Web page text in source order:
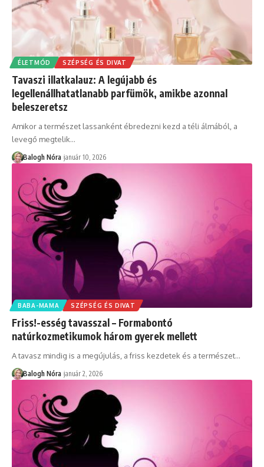
ÉLETMÓD SZÉPSÉG ÉS DIVAT
Tavaszi illatkalauz: A legújabb és
legellenállhatatlanabb parfümök, amikbe azonnal
beleszeretsz
Amikor a természet lassanként ébredezni kezd a téli álmából, a
levegő megtelik…
Balogh Nóra január 10, 2026
BABA-MAMA SZÉPSÉG ÉS DIVAT
Friss!-esség tavasszal – Formabontó
natúrkozmetikumok három gyerek mellett
A tavasz mindig is a megújulás, a friss kezdetek és a természet…
Balogh Nóra január 2, 2026